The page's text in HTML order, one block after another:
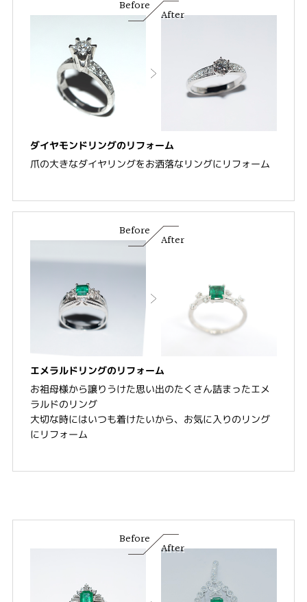
Before
After
ダイヤモンドリングのリフォーム
爪の大きなダイヤリングをお洒落なリングにリフォーム
Before
After
エメラルドリングのリフォーム
お祖母様から譲りうけた思い出のたくさん詰まったエメ
ラルドのリング
大切な時にはいつも着けたいから、お気に入りのリング
にリフォーム
Before
After